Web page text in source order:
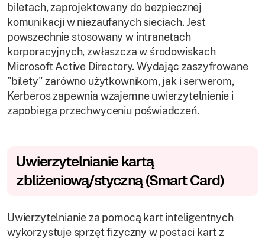
biletach, zaprojektowany do bezpiecznej
komunikacji w niezaufanych sieciach. Jest
powszechnie stosowany w intranetach
korporacyjnych, zwłaszcza w środowiskach
Microsoft Active Directory. Wydając zaszyfrowane
"bilety" zarówno użytkownikom, jak i serwerom,
Kerberos zapewnia wzajemne uwierzytelnienie i
zapobiega przechwyceniu poświadczeń.
Uwierzytelnianie kartą
zbliżeniową/styczną (Smart Card)
Uwierzytelnianie za pomocą kart inteligentnych
wykorzystuje sprzęt fizyczny w postaci kart z